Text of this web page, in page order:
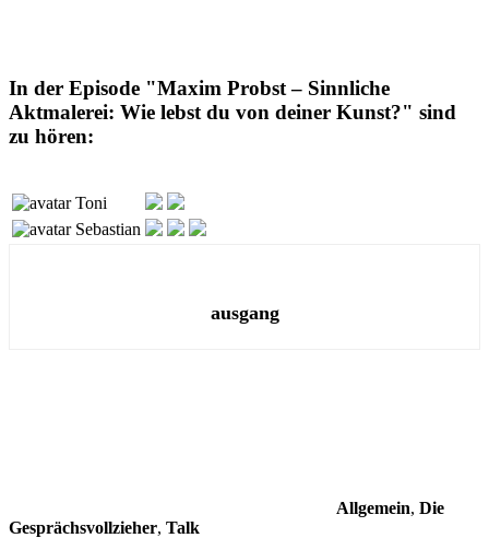
In der Episode "Maxim Probst – Sinnliche
Aktmalerei: Wie lebst du von deiner Kunst?" sind
zu hören:
Toni
Sebastian
ausgang
Allgemein, Die
Gesprächsvollzieher, Talk